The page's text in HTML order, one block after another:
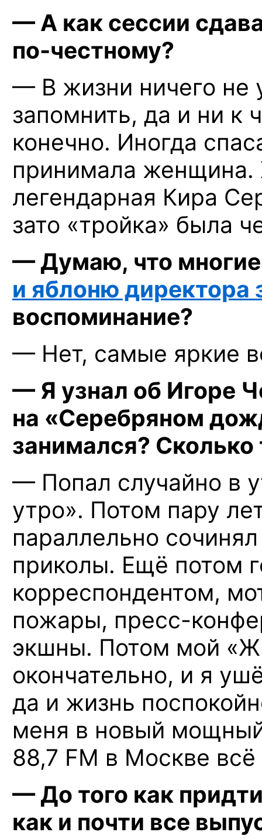
— А как сессии
по-честному?
— В жизни ничего не
запомнить, да и ни
конечно. Иногда
принимала женщина.
легендарная Кира
зато «тройка» была
— Думаю, что
и яблоню директора
воспоминание?
— Нет, самые яркие
— Я узнал об Игоре
на «Серебряном
занимался?
— Попал случайно в
утро». Потом пару
параллельно
приколы. Ещё потом
корреспондентом,
пожары, пресс-
экшны. Потом мой
окончательно, и я
да и жизнь
меня в новый
88,7 FM в Москве всё
— До того как
как и почти все